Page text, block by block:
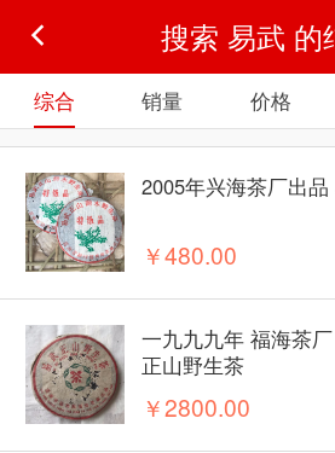
搜索 易武 的
综合 销量 价格
2005年兴海茶厂出
￥480.00
一九九九年 福海茶
正山野生茶
￥2800.00